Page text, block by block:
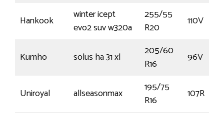
Hankook
winter icept
evo2 suv w320a
255/55
R20
110V
Kumho solus ha 31 xl
205/60
R16
96V
Uniroyal allseasonmax
195/75
R16
107R